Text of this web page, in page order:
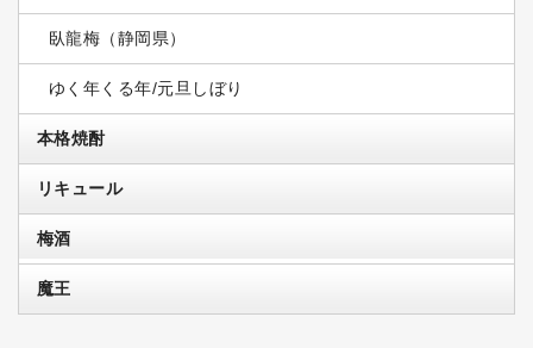
臥龍梅（静岡県）
ゆく年くる年/元旦しぼり
本格焼酎
リキュール
梅酒
魔王